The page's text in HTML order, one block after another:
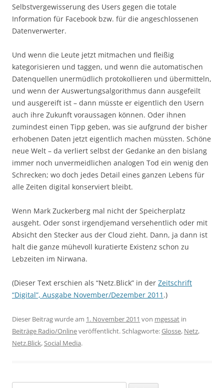
Selbstvergewisserung des Users gegen die totale
Information für Facebook bzw. für die angeschlossenen
Datenverwerter.
Und wenn die Leute jetzt mitmachen und fleißig
kategorisieren und taggen, und wenn die automatischen
Datenquellen unermüdlich protokollieren und übermitteln,
und wenn der Auswertungsalgorithmus dann ausgefeilt
und ausgereift ist – dann müsste er eigentlich den Usern
auch ihre Zukunft voraussagen können. Oder ihnen
zumindest einen Tipp geben, was sie aufgrund der bisher
erhobenen Daten jetzt eigentlich machen müssten. Schöne
neue Welt – da verliert selbst der Gedanke an den bislang
immer noch unvermeidlichen analogen Tod ein wenig den
Schrecken; wo doch jedes Detail eines ganzen Lebens für
alle Zeiten digital konserviert bleibt.
Wenn Mark Zuckerberg mal nicht der Speicherplatz
ausgeht. Oder sonst irgendjemand versehentlich oder mit
Absicht den Stecker aus der Cloud zieht. Dann, ja dann ist
halt die ganze mühevoll kuratierte Existenz schon zu
Lebzeiten im Nirwana.
(Dieser Text erschien als “Netz.Blick” in der Zeitschrift
“Digital”, Ausgabe November/Dezember 2011 .)
Dieser Beitrag wurde am 1. November 2011 von mgessat in
Beiträge Radio/Onlineveröffentlicht. Schlagworte:Glosse, Netz,
Netz.Blick,Social Media.